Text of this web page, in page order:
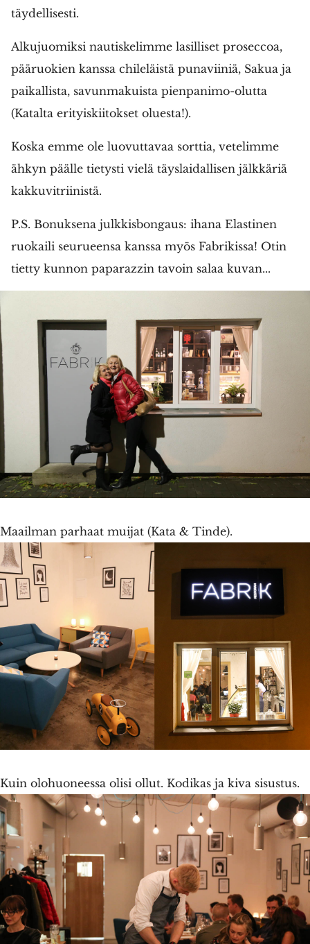
täydellisesti.
Alkujuomiksi nautiskelimme lasilliset proseccoa,
pääruokien kanssa chileläistä punaviiniä, Sakua ja
paikallista, savunmakuista pienpanimo-olutta
(Katalta erityiskiitokset oluesta!).
Koska emme ole luovuttavaa sorttia, vetelimme
ähkyn päälle tietysti vielä täyslaidallisen jälkkäriä
kakkuvitriinistä.
P.S. Bonuksena julkkisbongaus: ihana Elastinen
ruokaili seurueensa kanssa myös Fabrikissa! Otin
tietty kunnon paparazzin tavoin salaa kuvan...
Maailman parhaat muijat (Kata & Tinde).
Kuin olohuoneessa olisi ollut. Kodikas ja kiva sisustus.